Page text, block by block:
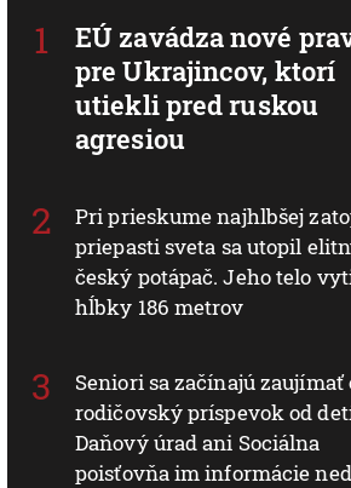
EÚ zavádza nové
pre Ukrajincov, ktorí
utiekli pred ruskou
agresiou
Pri prieskume najhlbšej
priepasti sveta sa utopil
český potápač. Jeho telo
hĺbky 186 metrov
Seniori sa začínajú zaujímať
rodičovský príspevok od
Daňový úrad ani Sociálna
poisťovňa im informácie